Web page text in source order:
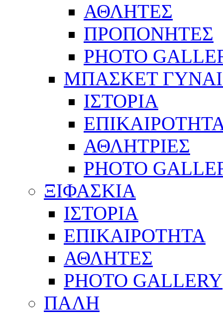
ΑΘΛΗΤΕΣ
ΠΡΟΠΟΝΗΤΕΣ
PHOTO
ΜΠΑΣΚΕΤ
ΙΣΤΟΡΙΑ
ΑΘΛΗΤΡΙΕΣ
PHOTO
ΞΙΦΑΣΚΙΑ
ΙΣΤΟΡΙΑ
ΕΠΙΚΑΙΡΟΤΗΤΑ
ΑΘΛΗΤΕΣ
PHOTO GALLERY
ΠΑΛΗ